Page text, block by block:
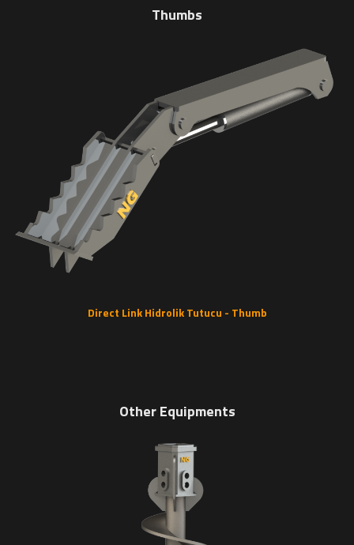
Thumbs
Direct Link Hidrolik Tutucu - Thumb
Other Equipments